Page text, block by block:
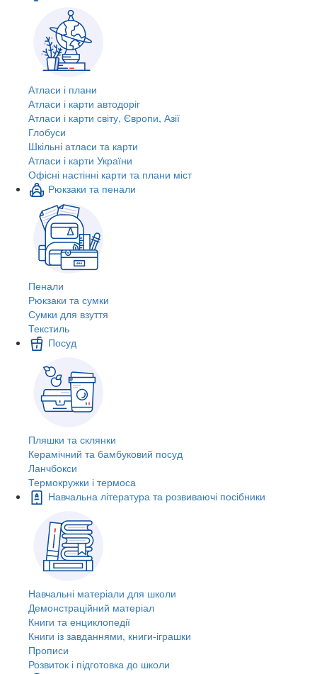
Атласи і плани
Атласи і карти автодоріг
Атласи і карти світу, Європи, Азії
Глобуси
Шкільні атласи та карти
Атласи і карти України
Офісні настінні карти та плани міст
Рюкзаки та пенали
Пенали
Рюкзаки та сумки
Сумки для взуття
Текстиль
Посуд
Пляшки та склянки
Керамічний та бамбуковий посуд
Ланчбокси
Термокружки і термоса
Навчальна література та розвиваючі посібники
Навчальні матеріали для школи
Демонстраційний матеріал
Книги та енциклопедії
Книги із завданнями, книги-іграшки
Прописи
Розвиток і підготовка до школи